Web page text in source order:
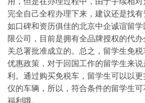
完全自己全程办理下来，建议还是找
如口碑和资历俱佳的北京中企诚谊留
限公司，目前是拥有全品牌授权的代
关总署批准成立的。总之，留学生免
优惠政策，对于回国工作的留学生来
利。通过购买免税车，留学生可以以
仪的车辆，所以，符合条件的留学生
福利哦。